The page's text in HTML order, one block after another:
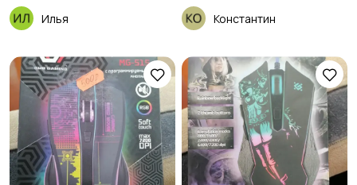
Илья Константин